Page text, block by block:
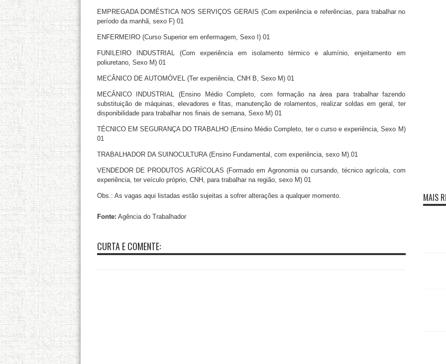
EMPREGADA DOMÉSTICA NOS SERVIÇOS GERAIS (Com experiência e referências, para trabalhar no
período da manhã, sexo F) 01
ENFERMEIRO (Curso Superior em enfermagem, Sexo I) 01
FUNILEIRO INDUSTRIAL (Com experiência em isolamento térmico e alumínio, enjeitamento em
poliuretano, Sexo M) 01
MECÂNICO DE AUTOMÓVEL (Ter experiência, CNH B, Sexo M) 01
MECÂNICO INDUSTRIAL (Ensino Médio Completo, com formação na área para trabalhar fazendo
substituição de máquinas, elevadores e fitas, manutenção de rolamentos, realizar soldas em geral, ter
disponibilidade para trabalhar nos finais de semana, Sexo M) 01
TÉCNICO EM SEGURANÇA DO TRABALHO (Ensino Médio Completo, ter o curso e experiência, Sexo M)
01
TRABALHADOR DA SUINOCULTURA (Ensino Fundamental, com experiência, sexo M).01
VENDEDOR DE PRODUTOS AGRÍCOLAS (Formado em Agronomia ou cursando, técnico agrícola, com
experiência, ter veículo próprio, CNH, para trabalhar na região, sexo M) 01
Obs.: As vagas aqui listadas estão sujeitas a sofrer alterações a qualquer momento.
Fonte: Agência do Trabalhador
CURTA E COMENTE:
MAIS